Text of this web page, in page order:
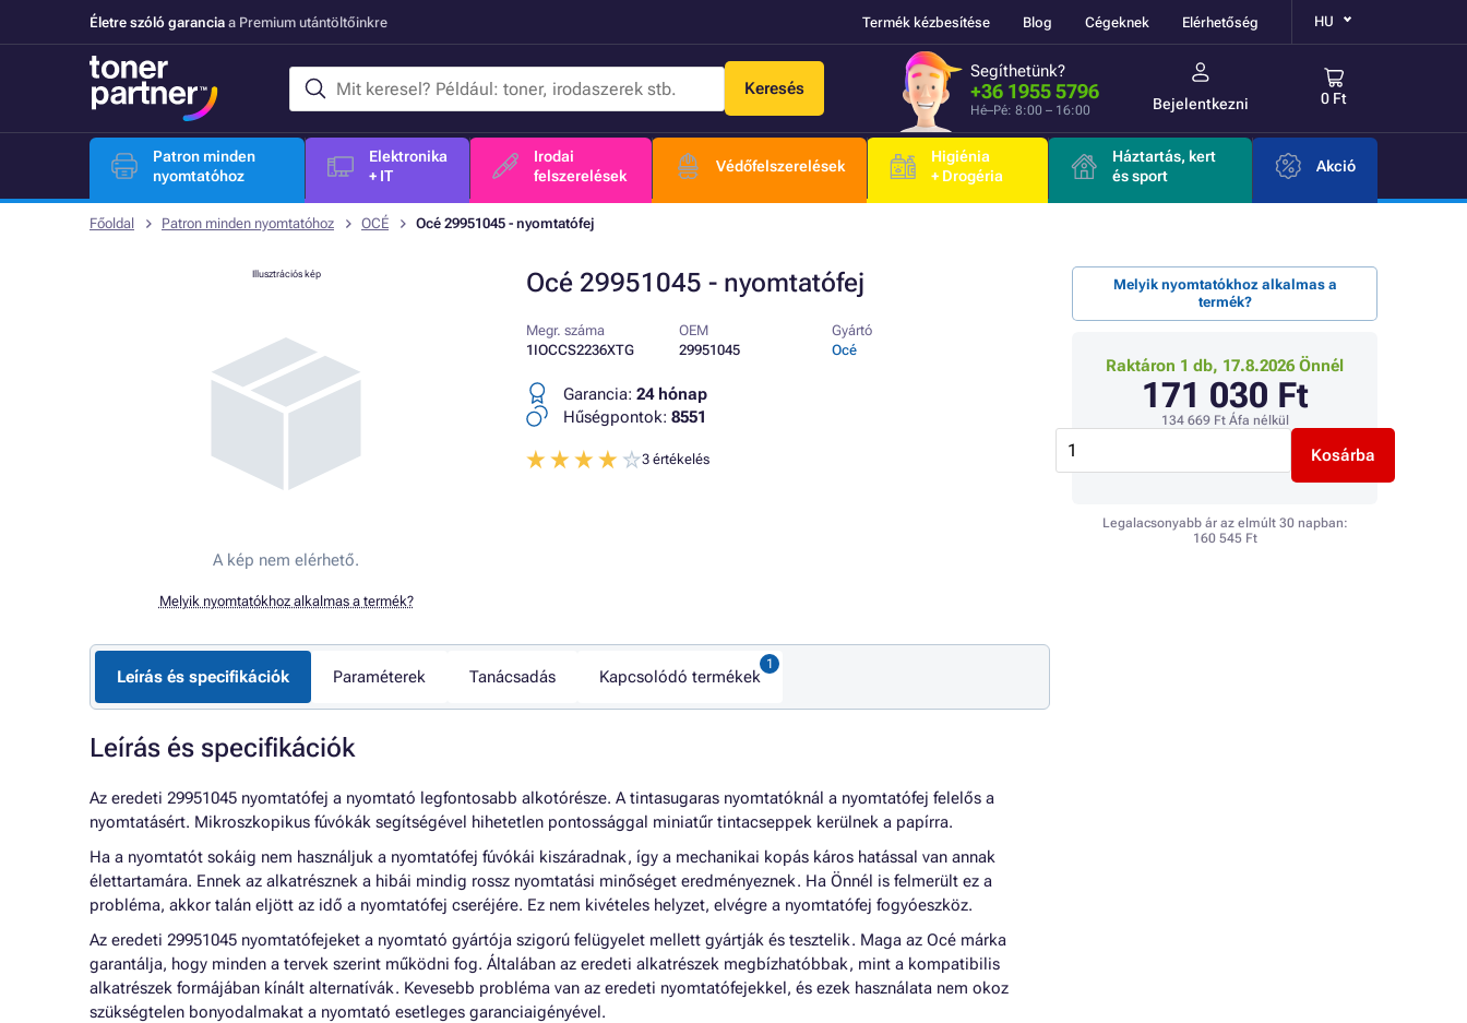
Életre szóló garancia a Premium utántöltőinkre Termék kézbesítése Blog Cégeknek Elérhetőség HU
Keresés
Segíthetünk?
+36 1955 5796
Hé–Pé: 8:00 – 16:00 Bejelentkezni 0 Ft
Patron minden
nyomtatóhoz
Elektronika
+ IT
Irodai
felszerelések
Védőfelszerelések
Higiénia
+ Drogéria
Háztartás, kert
és sport
Akció
Főoldal Patron minden nyomtatóhoz OCÉ Océ 29951045 - nyomtatófej
Océ 29951045 - nyomtatófej
Illusztrációs kép
A kép nem elérhető.
Melyik nyomtatókhoz alkalmas a termék?
Megr. száma
1IOCCS2236XTG
OEM
29951045
Gyártó
Océ
Garancia: 24 hónap
Hűségpontok: 8551
3 értékelés
Melyik nyomtatókhoz alkalmas a
termék?
Raktáron 1 db, 17.8.2026 Önnél
171 030 Ft
134 669 FtÁfa nélkül
Kosárba
Legalacsonyabb ár az elmúlt 30 napban:
160 545 Ft
Leírás és specifikációk Paraméterek Tanácsadás Kapcsolódó termékek
Leírás és specifikációk
Az eredeti 29951045 nyomtatófej a nyomtató legfontosabb alkotórésze. A tintasugaras nyomtatóknál a nyomtatófej felelős a
nyomtatásért. Mikroszkopikus fúvókák segítségével hihetetlen pontossággal miniatűr tintacseppek kerülnek a papírra.
Ha a nyomtatót sokáig nem használjuk a nyomtatófej fúvókái kiszáradnak, így a mechanikai kopás káros hatással van annak
élettartamára. Ennek az alkatrésznek a hibái mindig rossz nyomtatási minőséget eredményeznek. Ha Önnél is felmerült ez a
probléma, akkor talán eljött az idő a nyomtatófej cseréjére. Ez nem kivételes helyzet, elvégre a nyomtatófej fogyóeszköz.
Az eredeti 29951045 nyomtatófejeket a nyomtató gyártója szigorú felügyelet mellett gyártják és tesztelik. Maga az Océ márka
garantálja, hogy minden a tervek szerint működni fog. Általában az eredeti alkatrészek megbízhatóbbak, mint a kompatibilis
alkatrészek formájában kínált alternatívák. Kevesebb probléma van az eredeti nyomtatófejekkel, és ezek használata nem okoz
szükségtelen bonyodalmakat a nyomtató esetleges garanciaigényével.